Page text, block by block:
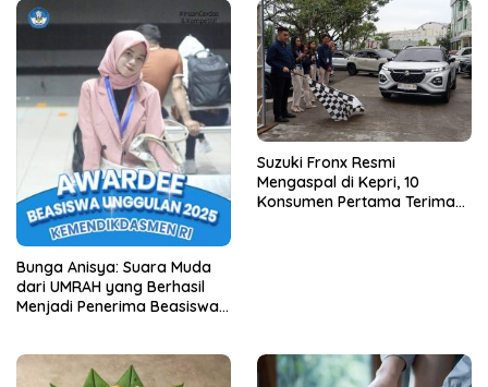
Bunga Anisya: Suara Muda
dari UMRAH yang Berhasil
Menjadi Penerima Beasiswa
Suzuki Fronx Resmi
Mengaspal di Kepri, 10
Konsumen Pertama Terima